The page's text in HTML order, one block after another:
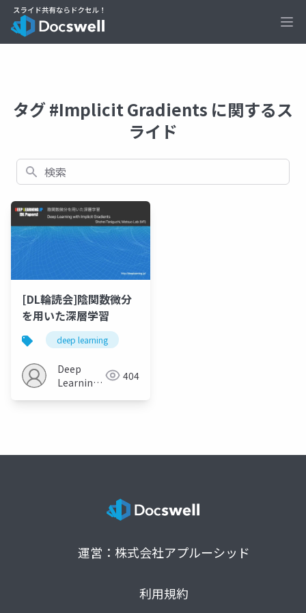
タグ #Implicit Gradients に関するス
ライド
検索
[DL輪読会]陰関数微分
を用いた深層学習
deep learning
Deep
Learning
404
運営：株式会社アプルーシッド
利用規約